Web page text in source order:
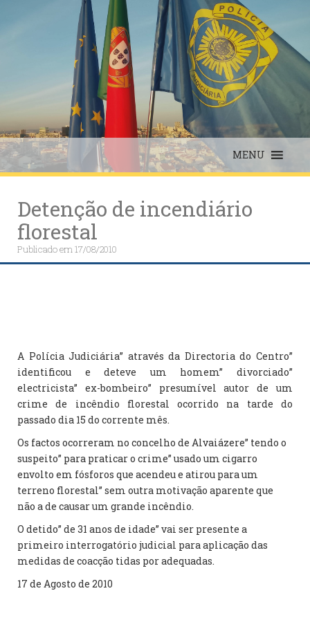
MENU
Detenção de incendiário
florestal
Publicado em17/08/2010
A Polícia Judiciária” através da Directoria do Centro”
identificou e deteve um homem” divorciado”
electricista” ex-bombeiro” presumível autor de um
crime de incêndio florestal ocorrido na tarde do
passado dia 15 do corrente mês.
Os factos ocorreram no concelho de Alvaiázere” tendo o
suspeito” para praticar o crime” usado um cigarro
envolto em fósforos que acendeu e atirou para um
terreno florestal” sem outra motivação aparente que
não a de causar um grande incêndio.
O detido” de 31 anos de idade” vai ser presente a
primeiro interrogatório judicial para aplicação das
medidas de coacção tidas por adequadas.
17 de Agosto de 2010